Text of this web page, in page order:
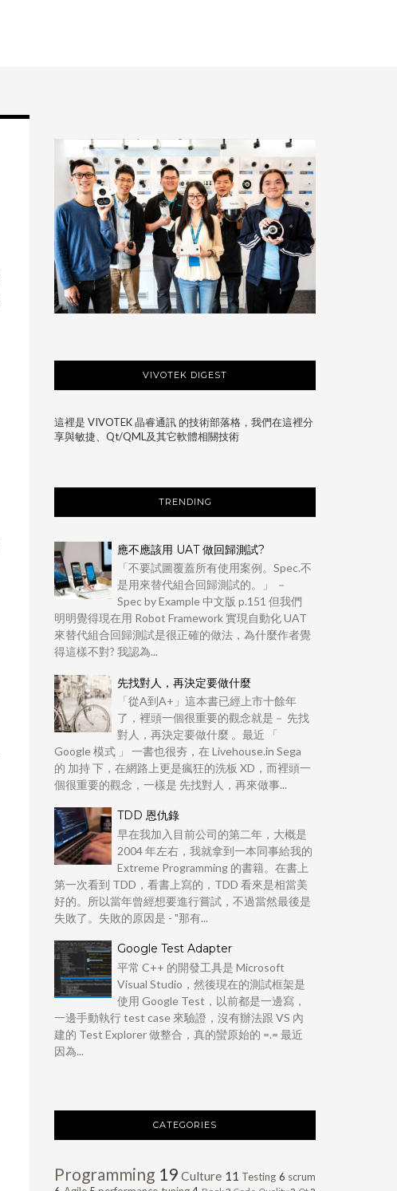
VIVOTEK DIGEST
這裡是 VIVOTEK 晶睿通訊 的技術部落格，我們在這裡分
享與敏捷、Qt/QML及其它軟體相關技術
TRENDING
應不應該用 UAT 做回歸測試?
「不要試圖覆蓋所有使用案例。Spec.不
是用來替代組合回歸測試的。」 －
Spec by Example 中文版 p.151 但我們
明明覺得現在用 Robot Framework 實現自動化 UAT
來替代組合回歸測試是很正確的做法，為什麼作者覺
得這樣不對? 我認為...
先找對人，再決定要做什麼
「從A到A+」這本書已經上市十餘年
了，裡頭一個很重要的觀念就是－ 先找
對人，再決定要做什麼 。最近 「
Google 模式 」 一書也很夯，在 Livehouse.in Sega
的 加持 下，在網路上更是瘋狂的洗板 XD，而裡頭一
個很重要的觀念，一樣是 先找對人，再來做事...
TDD 恩仇錄
早在我加入目前公司的第二年，大概是
2004 年左右，我就拿到一本同事給我的
Extreme Programming 的書籍。在書上
第一次看到 TDD，看書上寫的，TDD 看來是相當美
好的。所以當年曾經想要進行嘗試，不過當然最後是
失敗了。失敗的原因是 - "那有...
Google Test Adapter
平常 C++ 的開發工具是 Microsoft
Visual Studio，然後現在的測試框架是
使用 Google Test，以前都是一邊寫，
一邊手動執行 test case 來驗證，沒有辦法跟 VS 內
建的 Test Explorer 做整合，真的蠻原始的 =.= 最近
因為...
CATEGORIES
Programming 19 Culture 11 Testing 6 scrum